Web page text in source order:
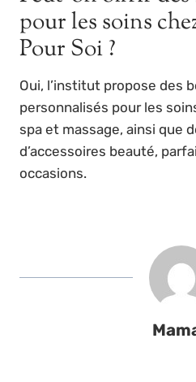
pour les soins
Pour Soi ?
Oui, l’institut propose des
personnalisés pour les
spa et massage, ainsi que
d’accessoires beauté,
occasions.